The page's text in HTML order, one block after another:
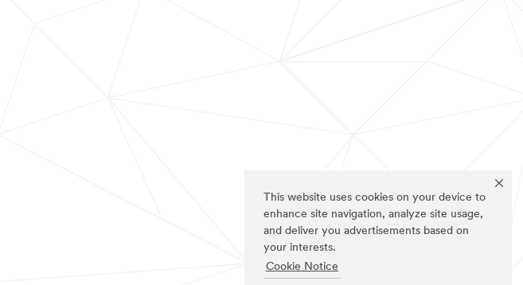
This website uses cookies on your device to
enhance site navigation, analyze site usage,
and deliver you advertisements based on
your interests.
Cookie Notice